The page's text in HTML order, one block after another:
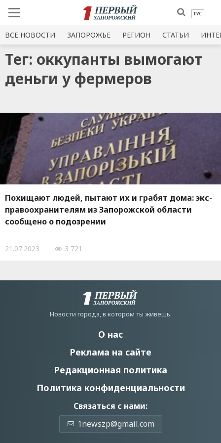
РУС
ВСЕ НОВОСТИ ЗАПОРОЖЬЕ РЕГИОН СТАТЬИ
Тег: оккупанты вымогают
деньги у фермеров
Похищают людей, пытают их и грабят дома: экс-
правоохранителям из Запорожской области
сообщено о подозрении
21.07.2023 3 721
Новости города, в котором ты живешь.
О нас
Реклама на сайте
Редакционная политика
Политика конфиденциальности
Связаться с нами:
1newszp@gmail.com